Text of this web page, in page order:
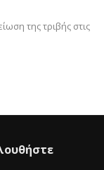
της τριβής στις